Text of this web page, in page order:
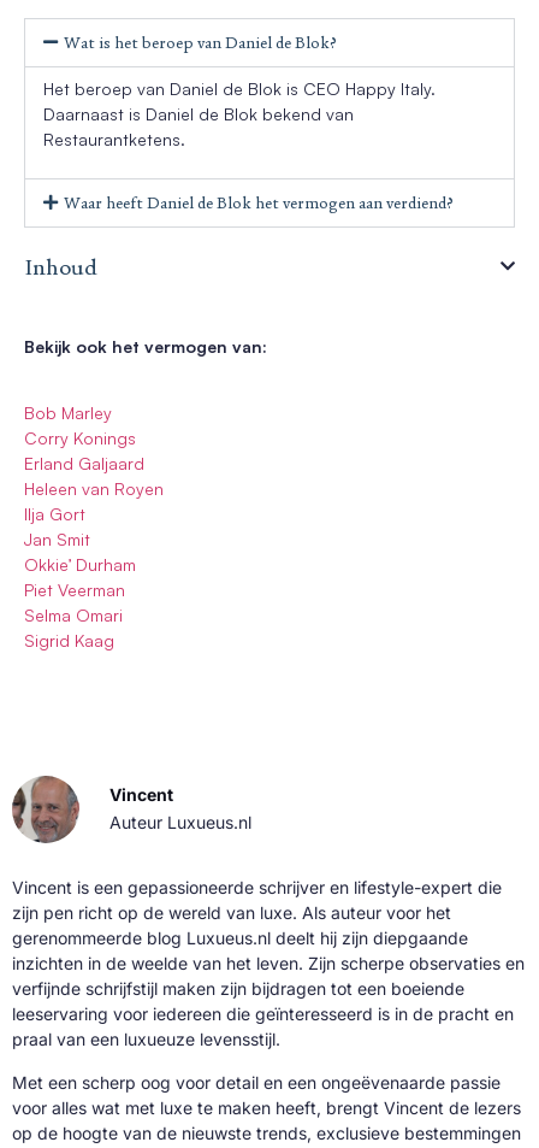
Wat is het beroep van Daniel de Blok?
Het beroep van Daniel de Blok is CEO Happy Italy.
Daarnaast is Daniel de Blok bekend van
Restaurantketens.
Waar heeft Daniel de Blok het vermogen aan verdiend?
Inhoud
Bekijk ook het vermogen van:
Bob Marley
Corry Konings
Erland Galjaard
Heleen van Royen
Ilja Gort
Jan Smit
Okkie’ Durham
Piet Veerman
Selma Omari
Sigrid Kaag
Vincent
Auteur Luxueus.nl
Vincent is een gepassioneerde schrijver en lifestyle-expert die
zijn pen richt op de wereld van luxe. Als auteur voor het
gerenommeerde blog Luxueus.nl deelt hij zijn diepgaande
inzichten in de weelde van het leven. Zijn scherpe observaties en
verfijnde schrijfstijl maken zijn bijdragen tot een boeiende
leeservaring voor iedereen die geïnteresseerd is in de pracht en
praal van een luxueuze levensstijl.
Met een scherp oog voor detail en een ongeëvenaarde passie
voor alles wat met luxe te maken heeft, brengt Vincent de lezers
op de hoogte van de nieuwste trends, exclusieve bestemmingen